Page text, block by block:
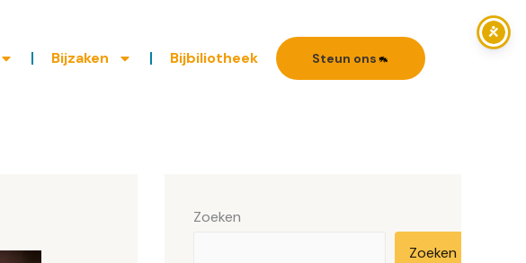
Steun ons
Bijzaken Bijbiliotheek
Zoeken
Zoeken